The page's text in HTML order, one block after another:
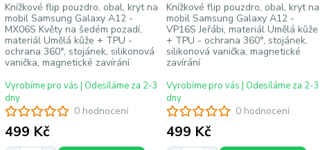
0 hodnocení
Knížkové flip pouzdro, obal, kryt na
mobil Samsung Galaxy A12 -
MX06S Květy na šedém pozadí,
materiál Umělá kůže + TPU -
ochrana 360°, stojánek, silikonová
vanička, magnetické zavírání
499 Kč
Vyrobíme pro vás | Odesíláme za 2-3
dny
0 hodnocení
Knížkové flip pouzdro, obal, kryt na
mobil Samsung Galaxy A12 -
VP16S Jeřábi, materiál Umělá kůže
+ TPU - ochrana 360°, stojánek,
silikonová vanička, magnetické
zavírání
499 Kč
Vyrobíme pro vás | Odesíláme za 2-3
dny